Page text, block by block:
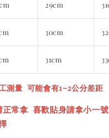
29cm
30cm
31cm
測量 可能會有1~2公分差距
正常拿 喜歡貼身請拿小一